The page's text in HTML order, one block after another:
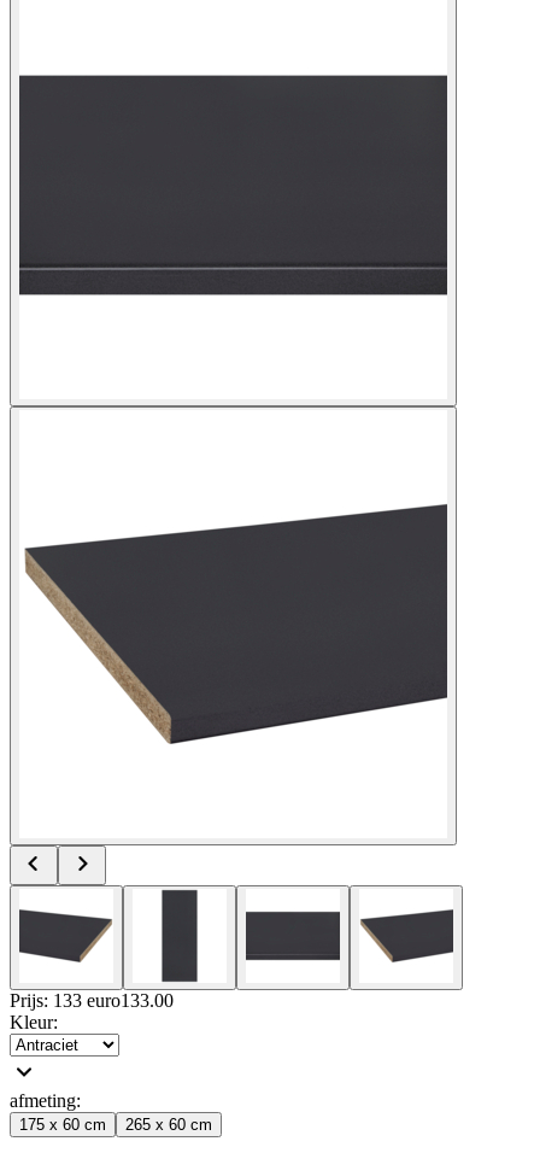
Prijs: 133 euro133.00
Kleur:
afmeting:
175 x 60 cm 265 x 60 cm